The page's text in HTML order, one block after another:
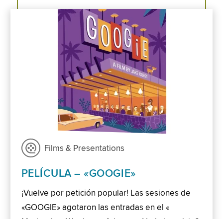
Films & Presentations
PELÍCULA – «GOOGIE»
¡Vuelve por petición popular! Las sesiones de
«GOOGIE» agotaron las entradas en el «